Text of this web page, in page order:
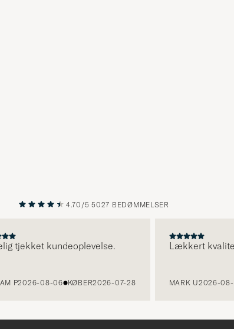
FORRIGE NÆSTE
4.70/5 5027 BEDØMMELSER
kundeoplevelse.
2026-08-06 KØBER2026-07-28
Lækkert kvalitet
MARK U 2026-08-05